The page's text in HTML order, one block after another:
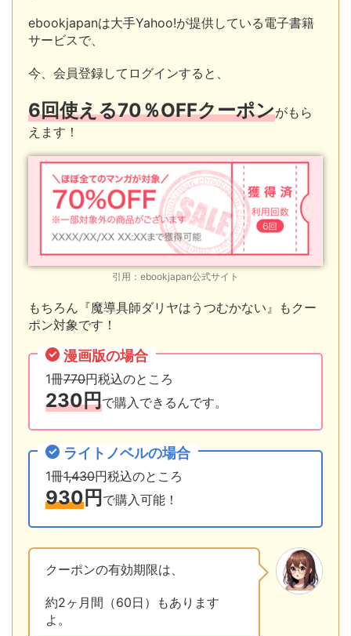
ebookjapanは大手Yahoo!が提供している電子書籍
サービスで、
今、会員登録してログインすると、
6回使える70％OFFクーポンがもら
えます！
引用：ebookjapan公式サイト
もちろん『魔導具師ダリヤはうつむかない』もクー
ポン対象です！
漫画版の場合
1冊770円税込のところ
230円で購入できるんです。
ライトノベルの場合
1冊1,430円税込のところ
930円で購入可能！
クーポンの有効期限は、
約2ヶ月間（60日）もあります
よ。